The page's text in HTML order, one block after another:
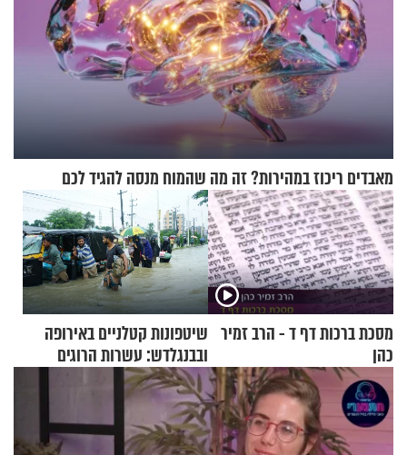
מאבדים ריכוז במהירות? זה מה שהמוח מנסה להגיד לכם
מסכת ברכות דף ד - הרב זמיר
כהן
שיטפונות קטלניים באירופה
ובבנגלדש: עשרות הרוגים
ומיליון נפגעים